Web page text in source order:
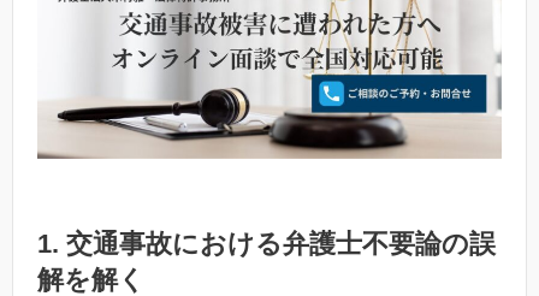
1. 交通事故における弁護士不要論の誤
解を解く